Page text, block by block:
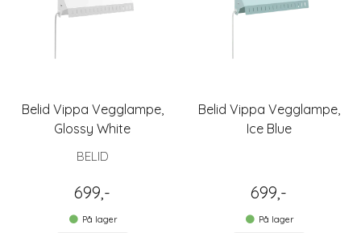
Belid Vippa Vegglampe,
Glossy White
BELID
699,-
På lager
Belid Vippa Vegglampe,
Ice Blue
699,-
På lager